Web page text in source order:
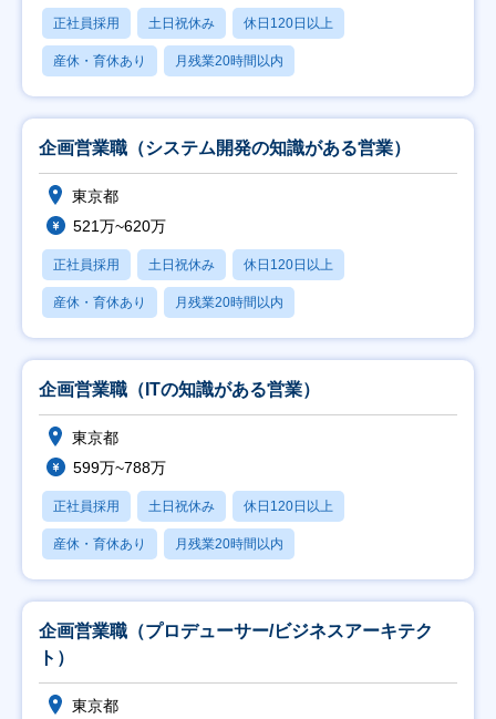
正社員採用 土日祝休み 休日120日以上
産休・育休あり 月残業20時間以内
企画営業職（システム開発の知識がある営業）
東京都
521万~620万
正社員採用 土日祝休み 休日120日以上
産休・育休あり 月残業20時間以内
企画営業職（ITの知識がある営業）
東京都
599万~788万
正社員採用 土日祝休み 休日120日以上
産休・育休あり 月残業20時間以内
企画営業職（プロデューサー/ビジネスアーキテク
ト）
東京都